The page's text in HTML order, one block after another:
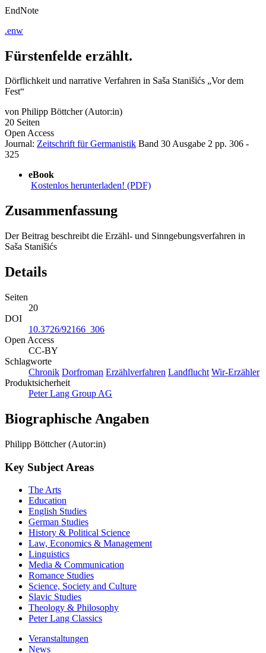
EndNote
.enw
Fürstenfelde erzählt.
Dörflichkeit und narrative Verfahren in Saša Stanišićs „Vor dem
Fest“
von Philipp Böttcher (Autor:in)
20 Seiten
Open Access
Journal: Zeitschrift für Germanistik Band 30Ausgabe 2 pp. 306 -
325
eBook
Kostenlos herunterladen! (PDF)
Zusammenfassung
Der Beitrag beschreibt die Erzähl- und Sinngebungsverfahren in
Saša Stanišićs
Details
Seiten
20
DOI
10.3726/92166_306
Open Access
CC-BY
Schlagworte
Chronik Dorfroman Erzählverfahren Landflucht Wir-Erzähler
Produktsicherheit
Peter Lang Group AG
Biographische Angaben
Philipp Böttcher (Autor:in)
Key Subject Areas
The Arts
Education
English Studies
German Studies
History & Political Science
Law, Economics & Management
Linguistics
Media & Communication
Romance Studies
Science, Society and Culture
Slavic Studies
Theology & Philosophy
Peter Lang Classics
Veranstaltungen
News